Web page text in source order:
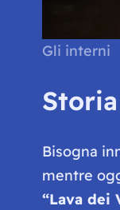
Gli interni
Bisogna
mentre
“Lava dei